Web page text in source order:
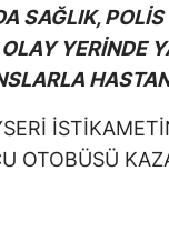
SAĞLIK,
YERİNDE